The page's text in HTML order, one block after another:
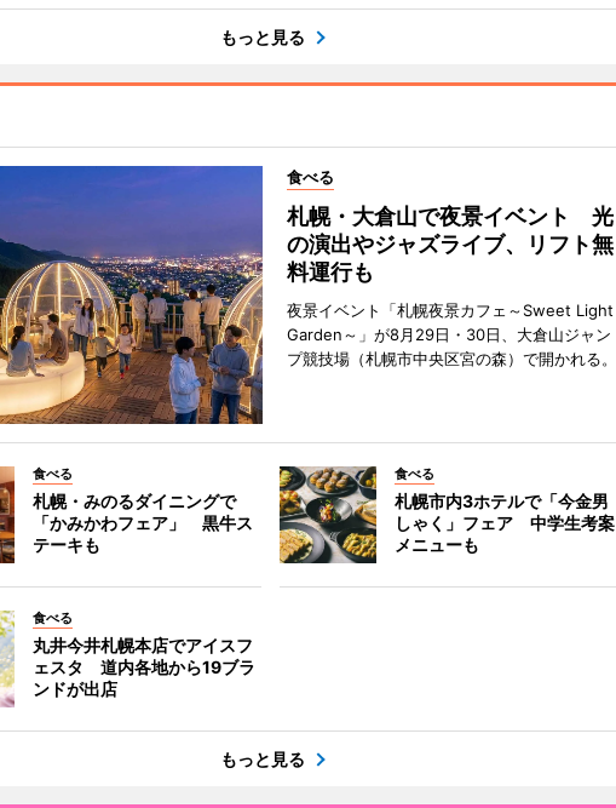
もっと見る
食べる
札幌・大倉山で夜景イベント 光
の演出やジャズライブ、リフト無
料運行も
夜景イベント「札幌夜景カフェ～Sweet Light
Garden～」が8月29日・30日、大倉山ジャン
プ競技場（札幌市中央区宮の森）で開かれる。
食べる
札幌・みのるダイニングで
「かみかわフェア」 黒牛ス
テーキも
食べる
札幌市内3ホテルで「今金男
しゃく」フェア 中学生考案
メニューも
食べる
丸井今井札幌本店でアイスフ
ェスタ 道内各地から19ブラ
ンドが出店
もっと見る